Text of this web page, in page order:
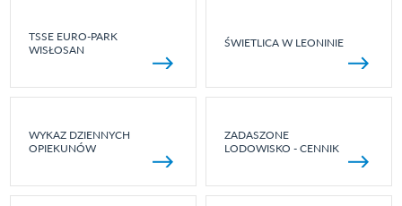
TSSE EURO-PARK
WISŁOSAN
ŚWIETLICA W LEONINIE
WYKAZ DZIENNYCH
OPIEKUNÓW
ZADASZONE
LODOWISKO - CENNIK